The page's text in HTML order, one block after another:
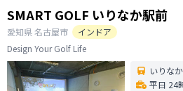
SMART GOLF いりなか駅前
愛知県名古屋市
インドア
Design Your Golf Life
いりな
平日 24